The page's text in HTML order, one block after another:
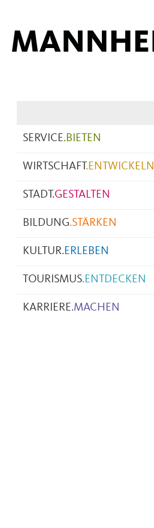
SERVICE.BIETEN
WIRTSCHAFT.ENTWICKELN
STADT.GESTALTEN
BILDUNG.STÄRKEN
KULTUR.ERLEBEN
TOURISMUS.ENTDECKEN
KARRIERE.MACHEN